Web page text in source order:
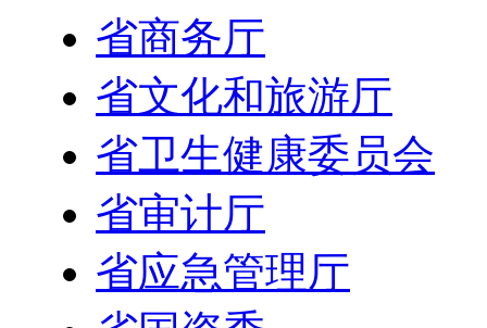
省商务厅
省文化和旅游厅
省卫生健康委员会
省审计厅
省应急管理厅